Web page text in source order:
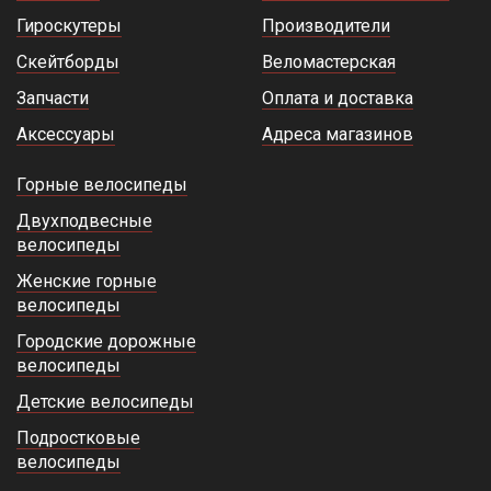
Гироскутеры
Скейтборды
Запчасти
Аксессуары
Производители
Веломастерская
Оплата и доставка
Адреса магазинов
Горные велосипеды
Двухподвесные
велосипеды
Женские горные
велосипеды
Городские дорожные
велосипеды
Детские велосипеды
Подростковые
велосипеды